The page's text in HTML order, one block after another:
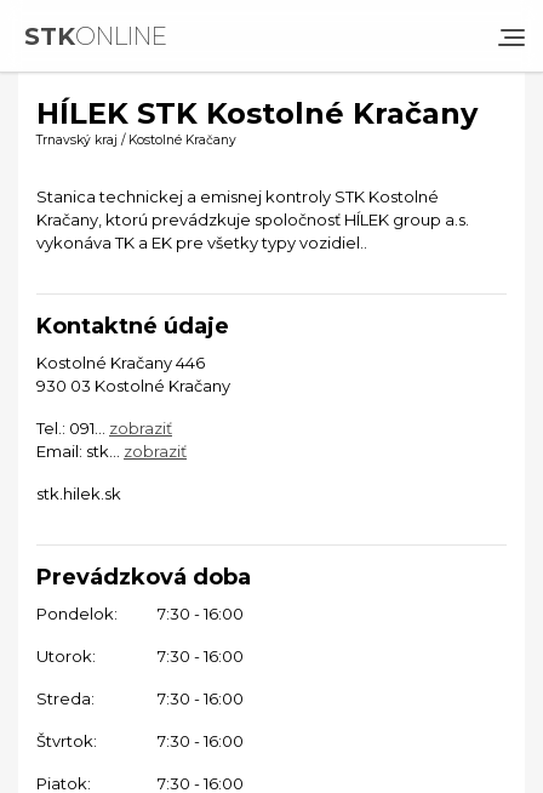
STKONLINE
HÍLEK STK Kostolné Kračany
Trnavský kraj / Kostolné Kračany
Stanica technickej a emisnej kontroly STK Kostolné
Kračany, ktorú prevádzkuje spoločnosť HÍLEK group a.s.
vykonáva TK a EK pre všetky typy vozidiel..
Kontaktné údaje
Kostolné Kračany 446
930 03 Kostolné Kračany
Tel.: 091...
zobraziť
Email: stk... zobraziť
stk.hilek.sk
Prevádzková doba
Pondelok: 7:30 - 16:00
Utorok: 7:30 - 16:00
Streda: 7:30 - 16:00
Štvrtok: 7:30 - 16:00
Piatok: 7:30 - 16:00